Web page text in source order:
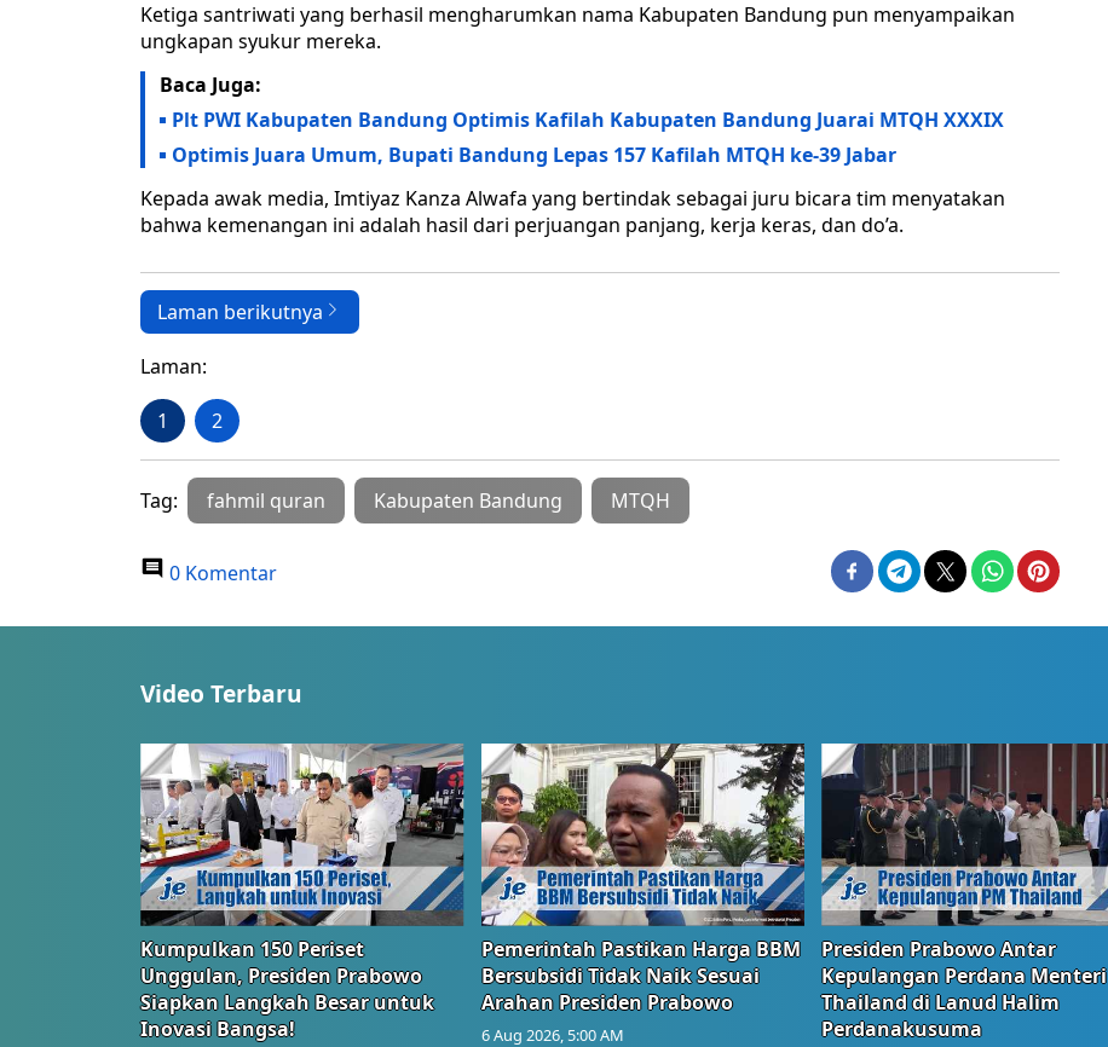
Ketiga santriwati yang berhasil mengharumkan nama Kabupaten Bandung pun menyampaikan
ungkapan syukur mereka.
Baca Juga:
Plt PWI Kabupaten Bandung Optimis Kafilah Kabupaten Bandung Juarai MTQH XXXIX
Optimis Juara Umum, Bupati Bandung Lepas 157 Kafilah MTQH ke-39 Jabar
Kepada awak media, Imtiyaz Kanza Alwafa yang bertindak sebagai juru bicara tim menyatakan
bahwa kemenangan ini adalah hasil dari perjuangan panjang, kerja keras, dan do’a.
Laman berikutnya
Laman:
1 2
Tag: fahmil quran Kabupaten Bandung MTQH
0 Komentar
Video Terbaru
Kumpulkan 150 Periset
Unggulan, Presiden Prabowo
Siapkan Langkah Besar untuk
Inovasi Bangsa!
Pemerintah Pastikan Harga BBM
Bersubsidi Tidak Naik Sesuai
Arahan Presiden Prabowo
6 Aug 2026, 5:00 AM
Presiden Prabowo Antar
Kepulangan Perdana Menteri
Thailand di Lanud Halim
Perdanakusuma